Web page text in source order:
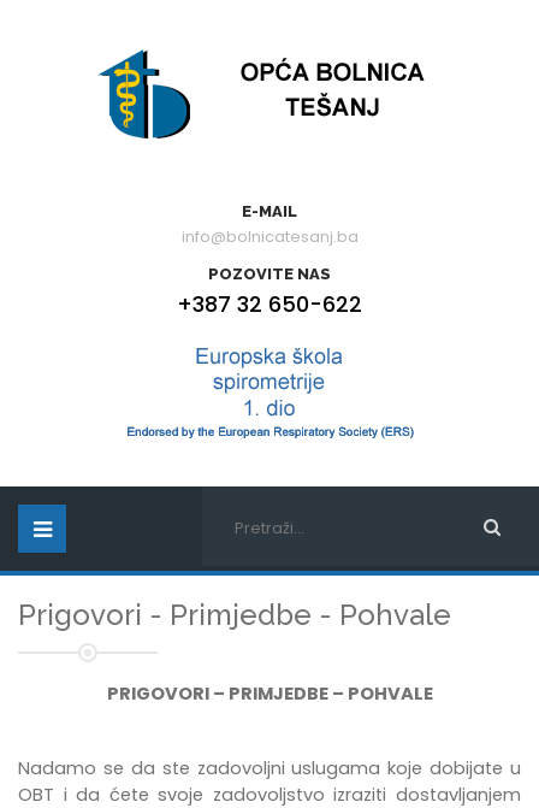
E-MAIL
info@bolnicatesanj.ba
POZOVITE NAS
+387 32 650-622
Prigovori - Primjedbe - Pohvale
PRIGOVORI – PRIMJEDBE – POHVALE
Nadamo se da ste zadovoljni uslugama koje dobijate u
OBT i da ćete svoje zadovoljstvo izraziti dostavljanjem